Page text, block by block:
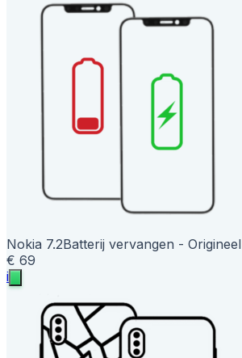
Nokia 7.2Batterij vervangen - Origineel
€ 69
i